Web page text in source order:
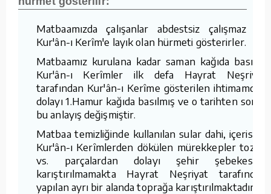
Matbaamızda çalışanlar abdestsiz çalışmaz ve
Kur'ân-ı Kerîm'e layık olan hürmeti gösterirler.
Matbaamız kurulana kadar saman kağıda basılan
Kur'ân-ı Kerîmler ilk defa Hayrat Neşriyat
tarafından Kur'ân-ı Kerîme gösterilen ihtimamdan
dolayı 1.Hamur kağıda basılmış ve o tarihten sonra
bu anlayış değişmiştir.
Matbaa temizliğinde kullanılan sular dahi, içerisine
Kur'ân-ı Kerîmlerden dökülen mürekkepler tozlar
vs. parçalardan dolayı şehir şebekesine
karıştırılmamakta Hayrat Neşriyat tarafından
yapılan ayrı bir alanda toprağa karıştırılmaktadır.